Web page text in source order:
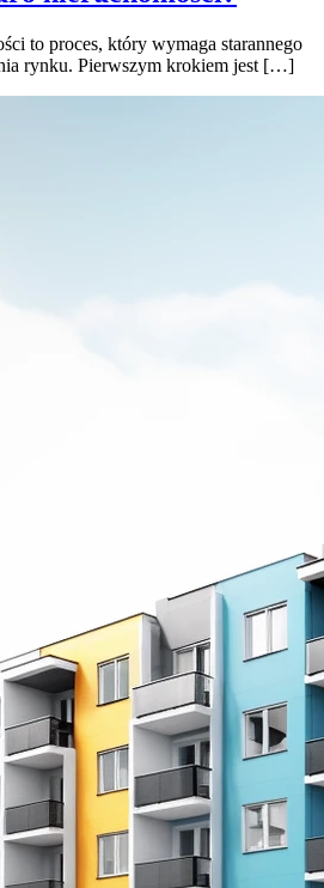
to proces, który wymaga starannego
rynku. Pierwszym krokiem jest […]